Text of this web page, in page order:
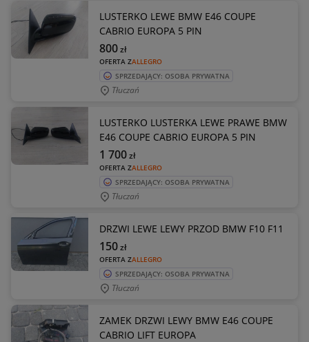
LUSTERKO LEWE BMW E46 COUPE
CABRIO EUROPA 5 PIN
OFERTA ZALLEGRO
800zł
SPRZEDAJĄCY: OSOBA PRYWATNA
Tłuczań
LUSTERKO LUSTERKA LEWE PRAWE BMW
E46 COUPE CABRIO EUROPA 5 PIN
OFERTA ZALLEGRO
1 700zł
SPRZEDAJĄCY: OSOBA PRYWATNA
Tłuczań
DRZWI LEWE LEWY PRZOD BMW F10 F11
OFERTA ZALLEGRO
150zł
SPRZEDAJĄCY: OSOBA PRYWATNA
Tłuczań
ZAMEK DRZWI LEWY BMW E46 COUPE
CABRIO LIFT EUROPA